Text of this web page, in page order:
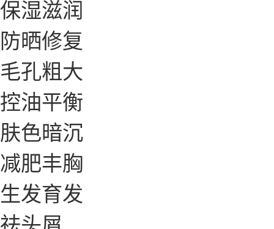
保湿滋润
防晒修复
毛孔粗大
控油平衡
肤色暗沉
减肥丰胸
生发育发